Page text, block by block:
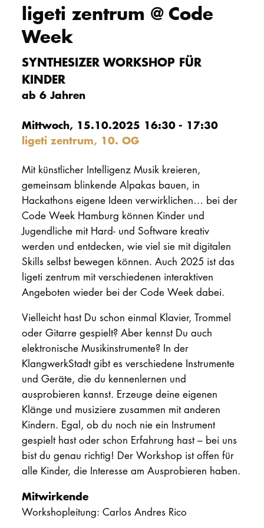
ligeti zentrum @ Code
Week
SYNTHESIZER WORKSHOP FÜR
KINDER
ab 6 Jahren
Mittwoch, 15.10.2025 16:30 - 17:30
ligeti zentrum, 10. OG
Mit künstlicher Intelligenz Musik kreieren,
gemeinsam blinkende Alpakas bauen, in
Hackathons eigene Ideen verwirklichen… bei der
Code Week Hamburg können Kinder und
Jugendliche mit Hard- und Software kreativ
werden und entdecken, wie viel sie mit digitalen
Skills selbst bewegen können. Auch 2025 ist das
ligeti zentrum mit verschiedenen interaktiven
Angeboten wieder bei der Code Week dabei.
Vielleicht hast Du schon einmal Klavier, Trommel
oder Gitarre gespielt? Aber kennst Du auch
elektronische Musikinstrumente? In der
KlangwerkStadt gibt es verschiedene Instrumente
und Geräte, die du kennenlernen und
ausprobieren kannst. Erzeuge deine eigenen
Klänge und musiziere zusammen mit anderen
Kindern. Egal, ob du noch nie ein Instrument
gespielt hast oder schon Erfahrung hast – bei uns
bist du genau richtig! Der Workshop ist offen für
alle Kinder, die Interesse am Ausprobieren haben.
Mitwirkende
Workshopleitung: Carlos Andres Rico